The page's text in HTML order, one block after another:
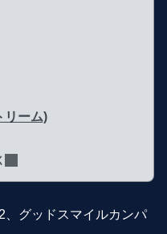
リーム)
、グッドスマイルカンパ